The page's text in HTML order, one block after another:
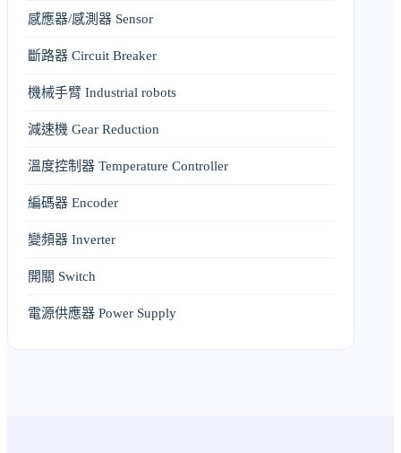
感應器/感測器 Sensor
斷路器 Circuit Breaker
機械手臂 Industrial robots
減速機 Gear Reduction
溫度控制器 Temperature Controller
編碼器 Encoder
變頻器 Inverter
開關 Switch
電源供應器 Power Supply